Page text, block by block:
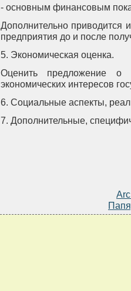
- основным финансовым
Дополнительно приводится
предприятия до и после
5. Экономическая оценка.
Оценить предложение о
экономических интересов
6. Социальные аспекты,
7. Дополнительные,